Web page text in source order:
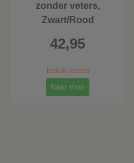
zonder veters,
Zwart/Rood
42,95
Bekijk details
Naar shop